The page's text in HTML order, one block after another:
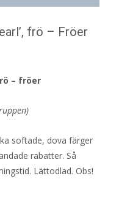
frö – Fröer
– fröer
softade, dova färger
rabatter. Så
Lättodlad. Obs!